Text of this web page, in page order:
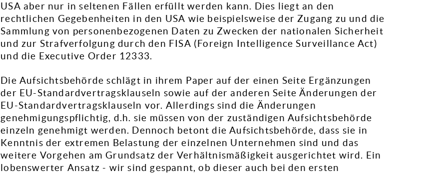
USA aber nur in seltenen Fällen erfüllt werden kann. Dies liegt an den
rechtlichen Gegebenheiten in den USA wie beispielsweise der Zugang zu und die
Sammlung von personenbezogenen Daten zu Zwecken der nationalen Sicherheit
und zur Strafverfolgung durch den FISA (Foreign Intelligence Surveillance Act)
und die Executive Order 12333.
Die Aufsichtsbehörde schlägt in ihrem Paper auf der einen Seite Ergänzungen
der EU-Standardvertragsklauseln sowie auf der anderen Seite Änderungen der
EU-Standardvertragsklauseln vor. Allerdings sind die Änderungen
genehmigungspflichtig, d.h. sie müssen von der zuständigen Aufsichtsbehörde
einzeln genehmigt werden. Dennoch betont die Aufsichtsbehörde, dass sie in
Kenntnis der extremen Belastung der einzelnen Unternehmen sind und das
weitere Vorgehen am Grundsatz der Verhältnismäßigkeit ausgerichtet wird. Ein
lobenswerter Ansatz - wir sind gespannt, ob dieser auch bei den ersten